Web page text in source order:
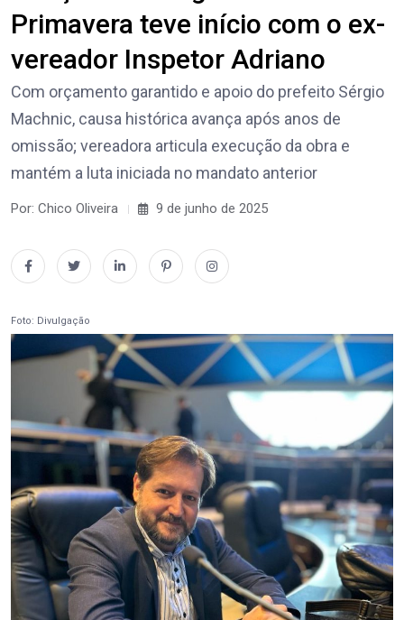
Primavera teve início com o ex-
vereador Inspetor Adriano
Com orçamento garantido e apoio do prefeito Sérgio
Machnic, causa histórica avança após anos de
omissão; vereadora articula execução da obra e
mantém a luta iniciada no mandato anterior
Por: Chico Oliveira 9 de junho de 2025
Foto: Divulgação